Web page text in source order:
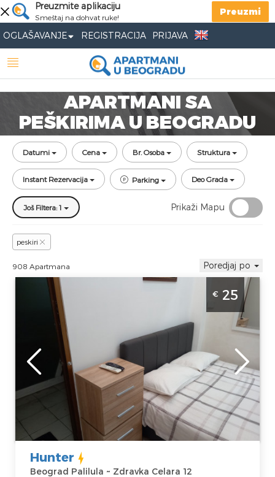
Preuzmite aplikaciju
Smeštaj na dohvat ruke!
Preuzmi
OGLAŠAVANJE REGISTRACIJA PRIJAVA
APARTMANI SA
PEŠKIRIMA U BEOGRADU
Datumi Cena Br. Osoba Struktura
Instant Rezervacija Parking Deo Grada
Još Filtera: 1 Prikaži Mapu
peskiri
908 Apartmana Poredjaj po
Studio Apartman Hunter Beograd Palilula
Apartman Hunter nalazi se nedaleko od
Hale Pionir, predvidjen je za 2 osobe
Beograd
Lokacija:
Beograd Palilula
Adresa:
Zdravka
25 €
Gosti:
Kvadratura : 15
m2
Struktura :
Studio
€ 25
Hunter
Beograd Palilula ~ Zdravka Celara 12